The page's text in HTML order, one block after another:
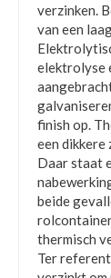
verzinken.
van een
elektrolyse
finish op.
een dikkere
Daar staat
beide
thermisch
Ter